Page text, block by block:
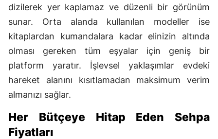
Karaman
Kırıkkale
Şırnak
Bartın
Iğdır
dizilerek yer kaplamaz ve düzenli bir görünüm
sunar. Orta alanda kullanılan modeller ise
kitaplardan kumandalara kadar elinizin altında
olması gereken tüm eşyalar için geniş bir
platform yaratır. İşlevsel yaklaşımlar evdeki
hareket alanını kısıtlamadan maksimum verim
almanızı sağlar.
Her Bütçeye Hitap Eden Sehpa
Fiyatları